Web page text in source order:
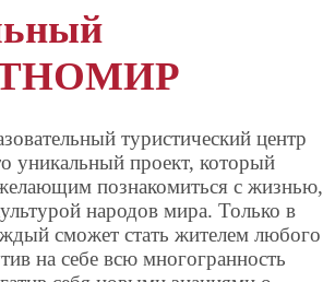
ЭТНОМИР
туристический центр
проект, который
познакомиться с жизнью,
народов мира. Только в
сможет стать жителем любого
на себе всю многогранность